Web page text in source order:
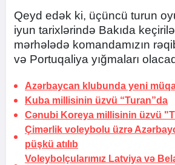
Qeyd edək ki, üçüncü turun
iyun tarixlərində Bakıda
mərhələdə komandamızın
və Portuqaliya yığmaları
Azərbaycan klubunda yeni
Kuba millisinin üzvü “Turan”da
Cənubi Koreya millisinin üzvü
Çimərlik voleybolu üzrə
püşkü atılıb
Voleybolçularımız Latviya və